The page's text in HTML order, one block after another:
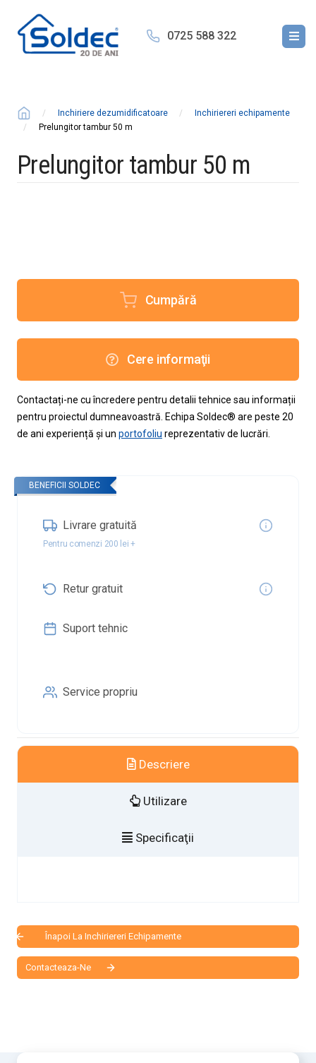
0725 588 322
Inchiriere dezumidificatoare
Inchiriereri echipamente
Prelungitor tambur 50 m
Prelungitor tambur 50 m
Cumpără
Cere informaţii
Contactați-ne cu încredere pentru detalii tehnice sau informații
pentru proiectul dumneavoastră. Echipa Soldec® are peste 20
de ani experiență și un portofoliu reprezentativ de lucrări.
BENEFICII SOLDEC
Livrare gratuită
Pentru comenzi 200 lei +
Retur gratuit
Suport tehnic
Service propriu
Descriere
Utilizare
Specificaţii
Înapoi La Inchiriereri Echipamente
Contacteaza-Ne